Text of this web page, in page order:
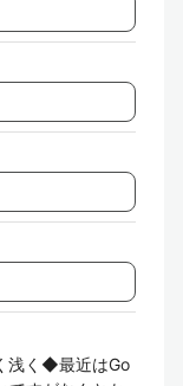
浅く◆最近はGo